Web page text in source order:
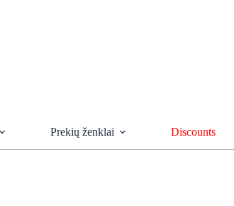
Prekių ženklai Discounts